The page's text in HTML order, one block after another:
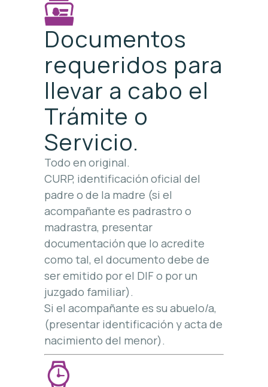
Documentos
requeridos para
llevar a cabo el
Trámite o
Servicio.
Todo en original.
CURP, identificación oficial del
padre o de la madre (si el
acompañante es padrastro o
madrastra, presentar
documentación que lo acredite
como tal, el documento debe de
ser emitido por el DIF o por un
juzgado familiar).
Si el acompañante es su abuelo/a,
(presentar identificación y acta de
nacimiento del menor).